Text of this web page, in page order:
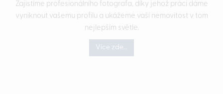
Zajistíme profesionálního fotografa, díky jehož práci dáme
vyniknout vašemu profilu a ukážeme vaší nemovitost v tom
nejlepším světle.
Více zde...